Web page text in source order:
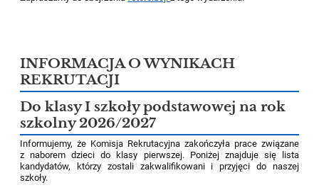
INFORMACJA O WYNIKACH
REKRUTACJI
Do klasy I szkoły podstawowej na rok
szkolny 2026/2027
Informujemy, że Komisja Rekrutacyjna zakończyła prace związane
z naborem dzieci do klasy pierwszej. Poniżej znajduje się lista
kandydatów, którzy zostali zakwalifikowani i przyjęci do naszej
szkoły.